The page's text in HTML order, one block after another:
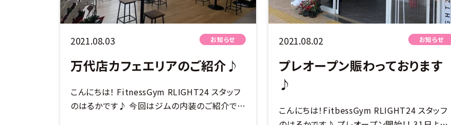
2021.08.03 お知らせ
万代店カフェエリアのご紹介♪
こんにちは！ FitnessGym RLIGHT24 スタッフ
のはるかです♪ 今回はジムの内装のご紹介で
2021.08.02 お知らせ
プレオープン賑わっております
♪
こんにちは！FitbessGym RLIGHT24 スタッフ